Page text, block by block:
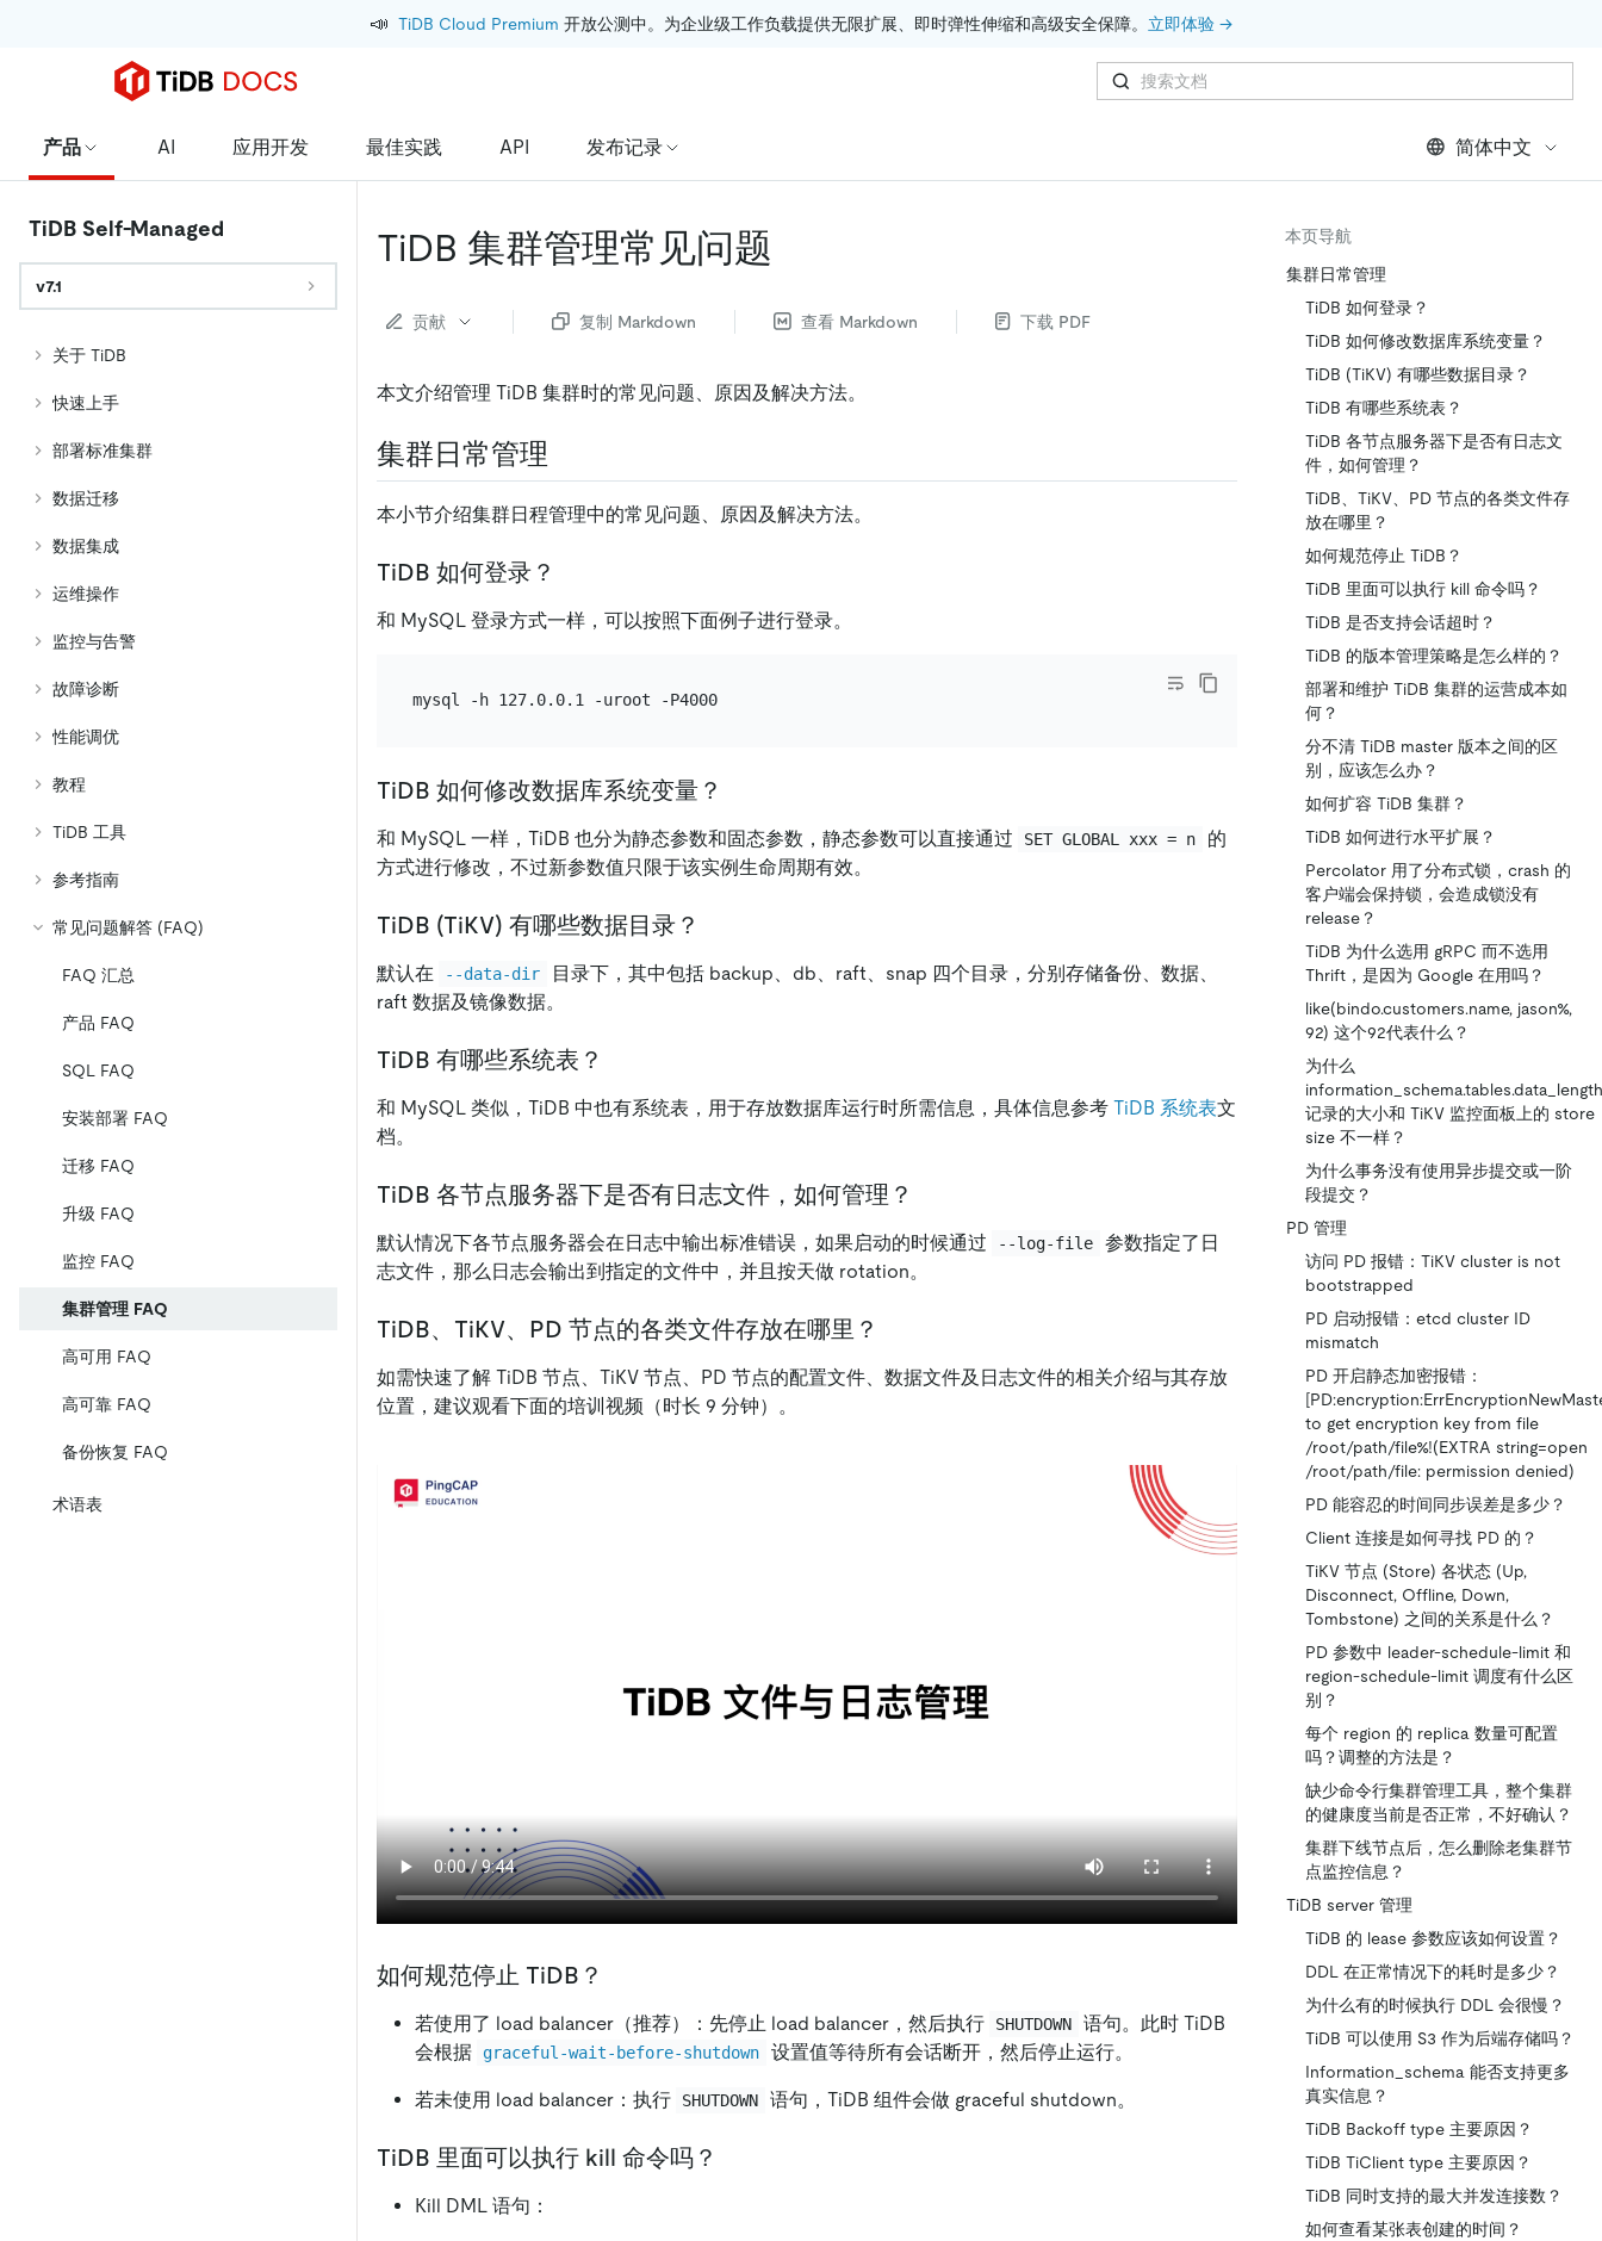
📣 TiDB Cloud Premium 开放公测中。为企业级工作负载提供无限扩展、即时弹性伸缩和高级安全保障。 立即体验 →
产品 AI 应用开发 最佳实践 API 发布记录 简体中文
TiDB Self-Managed
v7.1
关于 TiDB
快速上手
部署标准集群
数据迁移
数据集成
运维操作
监控与告警
故障诊断
性能调优
教程
TiDB 工具
参考指南
常见问题解答 (FAQ)
FAQ 汇总
产品 FAQ
SQL FAQ
安装部署 FAQ
迁移 FAQ
升级 FAQ
监控 FAQ
集群管理 FAQ
高可用 FAQ
高可靠 FAQ
备份恢复 FAQ
术语表
TiDB 集群管理常见问题
贡献 复制 Markdown 查看 Markdown 下载 PDF
本文介绍管理 TiDB 集群时的常见问题、原因及解决方法。
集群日常管理
本小节介绍集群日程管理中的常见问题、原因及解决方法。
TiDB 如何登录？
和 MySQL 登录方式一样，可以按照下面例子进行登录。
mysql -h 127.0.0.1 -uroot -P4000
TiDB 如何修改数据库系统变量？
和 MySQL 一样，TiDB 也分为静态参数和固态参数，静态参数可以直接通过 SET GLOBAL xxx = n
的
方式进行修改，不过新参数值只限于该实例生命周期有效。
TiDB (TiKV) 有哪些数据目录？
默认在 --data-dir
目录下，其中包括 backup、db、raft、snap 四个目录，分别存储备份、数据、
raft 数据及镜像数据。
TiDB 有哪些系统表？
和 MySQL 类似，TiDB 中也有系统表，用于存放数据库运行时所需信息，具体信息参考 TiDB 系统表文
档。
TiDB 各节点服务器下是否有日志文件，如何管理？
默认情况下各节点服务器会在日志中输出标准错误，如果启动的时候通过 --log-file
参数指定了日
志文件，那么日志会输出到指定的文件中，并且按天做 rotation。
TiDB、TiKV、PD 节点的各类文件存放在哪里？
如需快速了解 TiDB 节点、TiKV 节点、PD 节点的配置文件、数据文件及日志文件的相关介绍与其存放
位置，建议观看下面的培训视频（时长 9 分钟）。
如何规范停止 TiDB？
若使用了 load balancer（推荐）：先停止 load balancer，然后执行 SHUTDOWN
语句。此时 TiDB
会根据
graceful-wait-before-shutdown 设置值等待所有会话断开，然后停止运行。
若未使用 load balancer：执行 SHUTDOWN 语句，TiDB 组件会做 graceful shutdown。
TiDB 里面可以执行 kill 命令吗？
Kill DML 语句：
本页导航
集群日常管理
TiDB 如何登录？
TiDB 如何修改数据库系统变量？
TiDB (TiKV) 有哪些数据目录？
TiDB 有哪些系统表？
TiDB 各节点服务器下是否有日志文
件，如何管理？
TiDB、TiKV、PD 节点的各类文件存
放在哪里？
如何规范停止 TiDB？
TiDB 里面可以执行 kill 命令吗？
TiDB 是否支持会话超时？
TiDB 的版本管理策略是怎么样的？
部署和维护 TiDB 集群的运营成本如
何？
分不清 TiDB master 版本之间的区
别，应该怎么办？
如何扩容 TiDB 集群？
TiDB 如何进行水平扩展？
Percolator 用了分布式锁，crash 的
客户端会保持锁，会造成锁没有
release？
TiDB 为什么选用 gRPC 而不选用
Thrift，是因为 Google 在用吗？
like(bindo.customers.name, jason%,
92) 这个92代表什么？
为什么
information_schema.tables.data_length
记录的大小和 TiKV 监控面板上的 store
size 不一样？
为什么事务没有使用异步提交或一阶
段提交？
PD 管理
访问 PD 报错：TiKV cluster is not
bootstrapped
PD 启动报错：etcd cluster ID
mismatch
PD 开启静态加密报错：
to get encryption key from file
/root/path/file%!(EXTRA string=open
/root/path/file: permission denied)
PD 能容忍的时间同步误差是多少？
Client 连接是如何寻找 PD 的？
TiKV 节点 (Store) 各状态 (Up,
Disconnect, Offline, Down,
Tombstone) 之间的关系是什么？
PD 参数中 leader-schedule-limit 和
region-schedule-limit 调度有什么区
别？
每个 region 的 replica 数量可配置
吗？调整的方法是？
缺少命令行集群管理工具，整个集群
的健康度当前是否正常，不好确认？
集群下线节点后，怎么删除老集群节
点监控信息？
TiDB server 管理
TiDB 的 lease 参数应该如何设置？
DDL 在正常情况下的耗时是多少？
为什么有的时候执行 DDL 会很慢？
TiDB 可以使用 S3 作为后端存储吗？
Information_schema 能否支持更多
真实信息？
TiDB Backoff type 主要原因？
TiDB TiClient type 主要原因？
TiDB 同时支持的最大并发连接数？
如何查看某张表创建的时间？